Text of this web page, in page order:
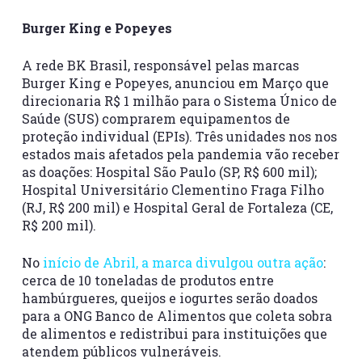
Burger King e Popeyes
A rede BK Brasil, responsável pelas marcas
Burger King e Popeyes, anunciou em Março que
direcionaria R$ 1 milhão para o Sistema Único de
Saúde (SUS) comprarem equipamentos de
proteção individual (EPIs). Três unidades nos nos
estados mais afetados pela pandemia vão receber
as doações: Hospital São Paulo (SP, R$ 600 mil);
Hospital Universitário Clementino Fraga Filho
(RJ, R$ 200 mil) e Hospital Geral de Fortaleza (CE,
R$ 200 mil).
No início de Abril, a marca divulgou outra ação:
cerca de 10 toneladas de produtos entre
hambúrgueres, queijos e iogurtes serão doados
para a ONG Banco de Alimentos que coleta sobra
de alimentos e redistribui para instituições que
atendem públicos vulneráveis.